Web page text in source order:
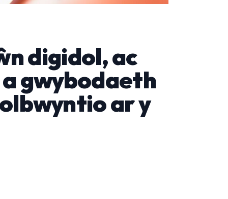
digidol, ac
gwybodaeth
ar y